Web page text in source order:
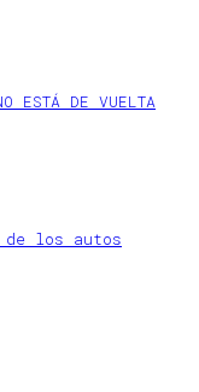
DE VUELTA
los autos